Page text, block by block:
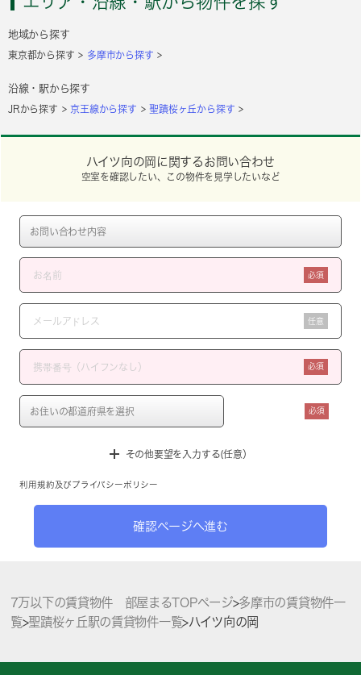
地域から探す
東京都から探す 多摩市から探す
沿線・駅から探す
JRから探す 京王線から探す 聖蹟桜ヶ丘から探す
ハイツ向の岡に関するお問い合わせ
空室を確認したい、この物件を見学したいなど
必須
任意
必須
必須
その他要望を入力する(任意）
利用規約 及び プライバシーポリシー
確認ページへ進む
7万以下の賃貸物件 部屋まるTOPページ>多摩市の賃貸物件一
覧>聖蹟桜ヶ丘駅の賃貸物件一覧>ハイツ向の岡